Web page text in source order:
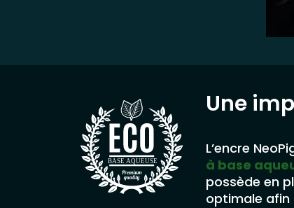
BASE AQUEUSE
Une
L’encre
à base
possède en
optimale afin